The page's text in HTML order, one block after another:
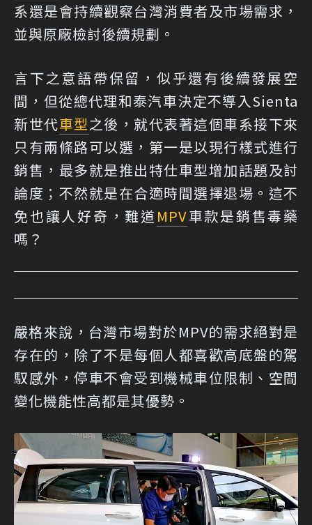
系還是會持續觀察台灣消費者及市場需求，
並與原廠檢討後續規劃。
言下之意語帶保留，似乎還有後續發展空
間，但從總代理和泰汽車決定不導入Sienta
新世代車型之後，就代表著這個車系接下來
只有兩條路可以選，第一是以現行樣式進行
銷售，最多就是推出特仕車型增加話題及討
論度；不然就是在合適時間選擇退場。這不
免也讓人好奇，難道 MPV車款是銷售毒藥
嗎？
嚴格來說，台灣市場對於MPV的需求絕對是
存在的，除了不是每個人都喜歡高底盤的駕
馭感外，停車不會受到機械車位限制、空間
變化機能性高都是其優勢。